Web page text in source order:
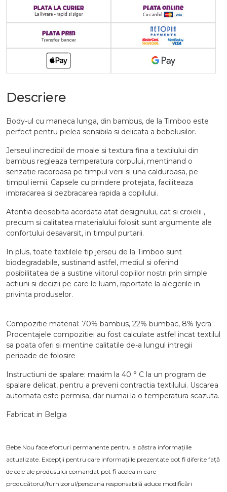
Descriere
Body-ul cu maneca lunga, din bambus, de la Timboo este
perfect pentru pielea sensibila si delicata a bebelusilor.
Jerseul incredibil de moale si textura fina a textilului din
bambus regleaza temperatura corpului, mentinand o
senzatie racoroasa pe timpul verii si una calduroasa, pe
timpul iernii. Capsele cu prindere protejata, faciliteaza
imbracarea si dezbracarea rapida a copilului.
Atentia deosebita acordata atat designului, cat si croielii ,
precum si calitatea materialului folosit sunt argumente ale
confortului desavarsit, in timpul purtarii.
In plus, toate textilele tip jerseu de la Timboo sunt
biodegradabile, sustinand astfel, mediul si oferind
posibilitatea de a sustine viitorul copiilor nostri prin simple
actiuni si decizii pe care le luam, raportate la alegerile in
privinta produselor.
Compozitie material: 70% bambus, 22% bumbac, 8% lycra .
Procentajele compozitiei au fost calculate astfel incat textilul
sa poata oferi si mentine calitatile de-a lungul intregii
perioade de folosire
Instructiuni de spalare: maxim la 40 ° C la un program de
spalare delicat, pentru a preveni contractia textilului. Uscarea
automata este permisa, dar numai la o temperatura scazuta.
Fabricat in Belgia
Bebe Nou face eforturi permanente pentru a păstra informațiile
actualizate. Excepții pentru care informațiile prezentate pot fi diferite față
de cele ale produsului comandat pot fi acelea în care
producătorul/furnizorul/persoana responsabilă aduce modificări